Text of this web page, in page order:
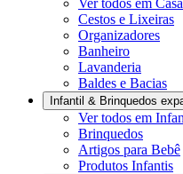
Ver todos em
Cestos e Lixeiras
Organizadores
Banheiro
Lavanderia
Baldes e Bacias
Infantil & Brinquedos
Ver todos em
Brinquedos
Artigos para Bebê
Produtos Infantis